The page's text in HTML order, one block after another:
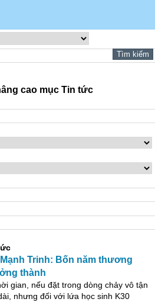
cao mục Tin tức
Trinh: Bốn năm thương
thành
gian, nếu đặt trong dòng chảy vô tận
nhưng đối với lứa học sinh K30